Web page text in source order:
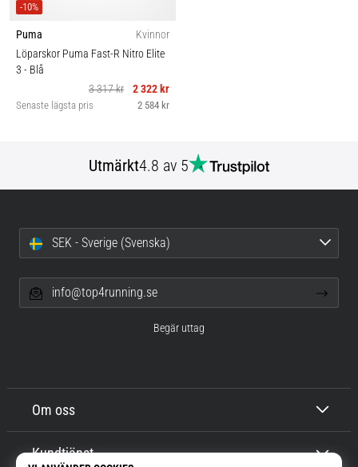
-10%
Puma
Kvinnor
Löparskor Puma Fast-R Nitro Elite
3 - Blå
3 317 kr
2 322 kr
Senaste lägsta pris 2 584 kr
Utmärkt4.8 av 5
Om oss
Kundtjänst
SEK - Sverige (Svenska)
info@top4running.se
Begär uttag